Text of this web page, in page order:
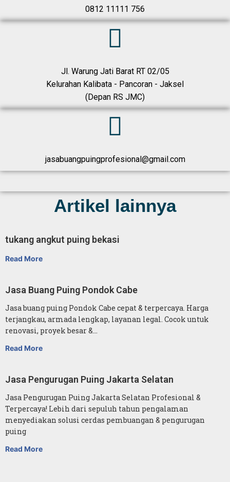
0812 11111 756
Jl. Warung Jati Barat RT 02/05
Kelurahan Kalibata - Pancoran - Jaksel
(Depan RS JMC)
jasabuangpuingprofesional@gmail.com
Artikel lainnya
tukang angkut puing bekasi
Read More
Jasa Buang Puing Pondok Cabe
Jasa buang puing Pondok Cabe cepat & terpercaya. Harga
terjangkau, armada lengkap, layanan legal. Cocok untuk
renovasi, proyek besar &…
Read More
Jasa Pengurugan Puing Jakarta Selatan
Jasa Pengurugan Puing Jakarta Selatan Profesional &
Terpercaya! Lebih dari sepuluh tahun pengalaman
menyediakan solusi cerdas pembuangan & pengurugan
puing
Read More